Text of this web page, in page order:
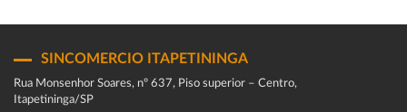
SINCOMERCIO ITAPETININGA
Rua Monsenhor Soares, nº 637, Piso superior – Centro,
Itapetininga/SP